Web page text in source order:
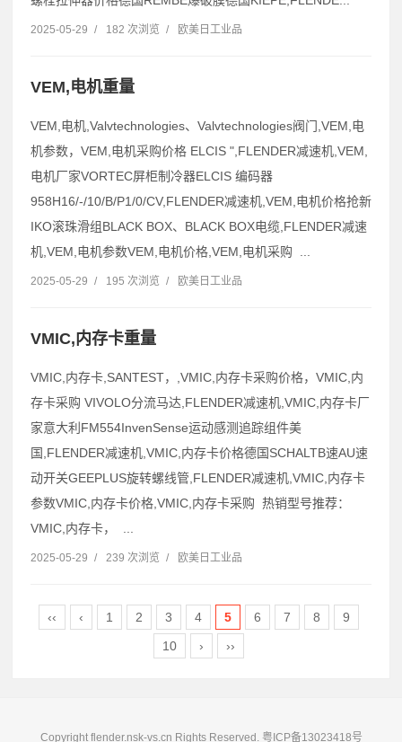
2025-05-29 / 182 次浏览 / 欧美日工业品
VEM,电机重量
VEM,电机,Valvtechnologies、Valvtechnologies阀门,VEM,电
机参数，VEM,电机采购价格 ELCIS ",FLENDER减速机,VEM,
电机厂家VORTEC屏柜制冷器ELCIS 编码器
958H16/-/10/B/P1/0/CV,FLENDER减速机,VEM,电机价格抢新
IKO滚珠滑组BLACK BOX、BLACK BOX电缆,FLENDER减速
机,VEM,电机参数VEM,电机价格,VEM,电机采购 ...
2025-05-29 / 195 次浏览 / 欧美日工业品
VMIC,内存卡重量
VMIC,内存卡,SANTEST，,VMIC,内存卡采购价格，VMIC,内
存卡采购 VIVOLO分流马达,FLENDER减速机,VMIC,内存卡厂
家意大利FM554InvenSense运动感测追踪组件美
国,FLENDER减速机,VMIC,内存卡价格德国SCHALTB速AU速
动开关GEEPLUS旋转螺线管,FLENDER减速机,VMIC,内存卡
参数VMIC,内存卡价格,VMIC,内存卡采购 热销型号推荐：
VMIC,内存卡， ...
2025-05-29 / 239 次浏览 / 欧美日工业品
‹‹ ‹ 1 2 3 4 5 6 7 8
9
10
› ››
Copyright flender.nsk-vs.cn Rights Reserved. 粤ICP备13023418号